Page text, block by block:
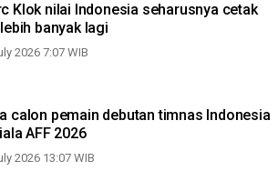
Klok nilai Indonesia seharusnya cetak
banyak lagi
2026 7:07 WIB
calon pemain debutan timnas Indonesia
AFF 2026
2026 13:07 WIB